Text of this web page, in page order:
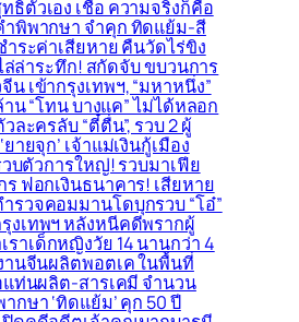
ธิ์ตัวเอง เชื่อ ความจริงก็คือ
ำพิพากษา จำคุก ทิดแย้ม-สี
ำระค่าเสียหาย คืนวัดไร่ขิง
ล่ล่าระทึก! สกัดจับ ขบวนการ
เข้ากรุงเทพฯ, “มหาหนึ่ง”
น “โทน บางแค” ไม่ได้หลอก
ละครลับ “ตี๋ตื่น”, รวบ 2 ผู้
ายจุก’ เจ้าแม่เงินกู้เมือง
บตัวการใหญ่! รวบมาเฟีย
ฟอกเงินธนาคาร! เสียหาย
รวจคอมมานโดบุกรวบ “โอ๋”
งเทพฯ หลังหนีคดีพรากผู้
ราเด็กหญิงวัย 14 นานกว่า 4
านจีนผลิตพอตเค ในพื้นที่
แท่นผลิต-สารเคมี จำนวน
กษา ‘ทิดแย้ม’ คุก 50 ปี